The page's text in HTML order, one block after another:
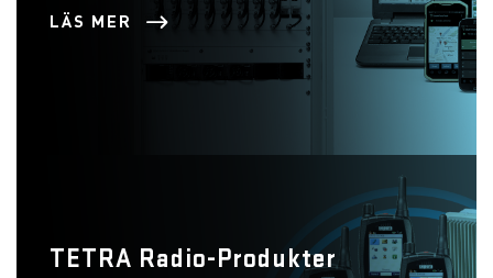
LÄS MER
TETRA Radio-Produkter